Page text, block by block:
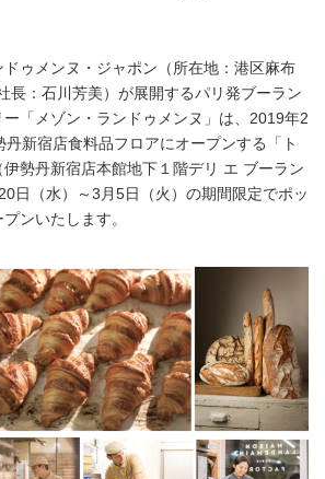
ゥメンヌ・ジャポン（所在地：港区麻布
長：石川芳美）が展開するパリ発ブーラン
「メゾン・ランドゥメンヌ」は、2019年2
丹新宿店食料品フロアにオープンする「ト
勢丹新宿店本館地下１階デリ エ ブーラン
日（水）～3月5日（火）の期間限定でポッ
ンいたします。